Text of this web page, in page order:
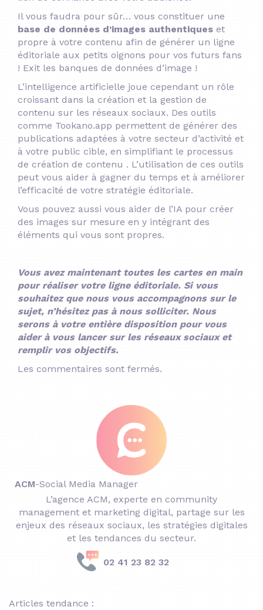
Il vous faudra pour sûr… vous constituer une
base de données d’images authentiques et
propre à votre contenu afin de générer un ligne
éditoriale aux petits oignons pour vos futurs fans
! Exit les banques de données d’image !
L’intelligence artificielle joue cependant un rôle
croissant dans la création et la gestion de
contenu sur les réseaux sociaux. Des outils
comme Tookano.app permettent de générer des
publications adaptées à votre secteur d’activité et
à votre public cible, en simplifiant le processus
de création de contenu . L’utilisation de ces outils
peut vous aider à gagner du temps et à améliorer
l’efficacité de votre stratégie éditoriale.
Vous pouvez aussi vous aider de l’IA pour créer
des images sur mesure en y intégrant des
éléments qui vous sont propres.​
Vous avez maintenant toutes les cartes en main
pour réaliser votre ligne éditoriale. Si vous
souhaitez que nous vous accompagnons sur le
sujet, n’hésitez pas à nous solliciter. Nous
serons à votre entière disposition pour vous
aider à vous lancer sur les réseaux sociaux et
remplir vos objectifs.
Les commentaires sont fermés.
ACM-Social Media Manager
L’agence ACM, experte en community
management et marketing digital, partage sur les
enjeux des réseaux sociaux, les stratégies digitales
et les tendances du secteur.
02 41 23 82 32
Articles tendance :